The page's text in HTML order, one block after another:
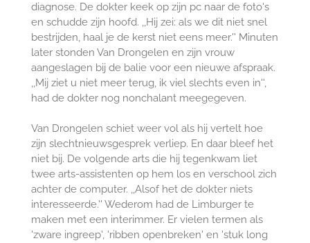
diagnose. De dokter keek op zijn pc naar de ­foto's
en schudde zijn hoofd. ,,Hij zei: als we dit niet snel
bestrijden, haal je de kerst niet eens meer.'' Minuten
later stonden Van Drongelen en zijn vrouw
aangeslagen bij de balie voor een nieuwe afspraak.
,,Mij ziet u niet meer terug, ik viel slechts even in'',
had de dokter nog nonchalant meegegeven.
Van Drongelen schiet weer vol als hij vertelt hoe
zijn slechtnieuwsgesprek verliep. En daar bleef het
niet bij. De volgende arts die hij tegenkwam liet
twee arts-assistenten op hem los en verschool zich
achter de computer. ,,Alsof het de dokter niets
interesseerde.'' Wederom had de Limburger te
maken met een interimmer. Er vielen termen als
'zware ingreep', 'ribben openbreken' en 'stuk long